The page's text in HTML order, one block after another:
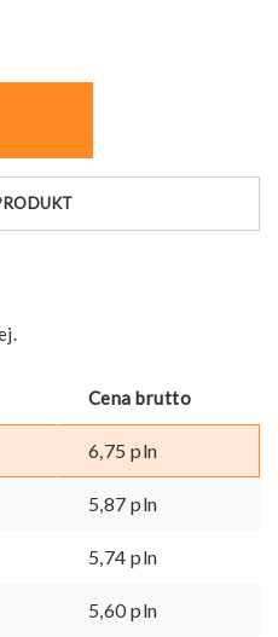
Cena brutto
6,75pln
5,87pln
5,74pln
5,60pln